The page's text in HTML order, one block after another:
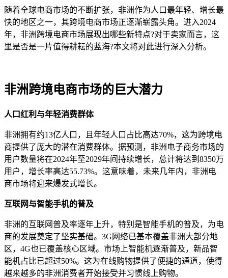
随着全球电商市场的不断扩张，非洲作为人口最年轻、增长最
快的地区之一，其跨境电商市场正逐渐崭露头角。进入2024
年，非洲跨境电商市场展现出哪些新特点?对于卖家而言，这
里是否是一片值得耕耘的蓝海?本文将对此进行深入分析。
非洲跨境电商市场的巨大潜力
人口红利与年轻消费群体
非洲拥有约13亿人口，且年轻人口占比高达70%，这为跨境电
商提供了庞大的潜在消费群体。据预测，非洲电子商务市场的
用户数量将在2024年至2029年间持续增长，总计将达到8350万
用户，增长率高达55.73%。这意味着，未来几年内，非洲电
商市场将迎来爆发式增长。
互联网与智能手机的普及
非洲的互联网普及率逐年上升，特别是智能手机的普及，为电
商的发展奠定了坚实基础。3G网络已基本覆盖非洲大部分地
区，4G也已覆盖核心区域。市场上智能机逐渐普及，新品智
能机占比已超过50%。这为在线购物提供了便捷的通道，使得
越来越多的非洲消费者开始接受并习惯线上购物。